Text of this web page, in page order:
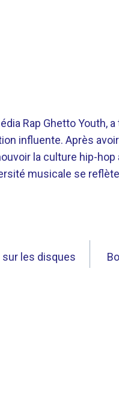
Rap Ghetto Youth,
influente. Après
la culture hip-
musicale se
les disques